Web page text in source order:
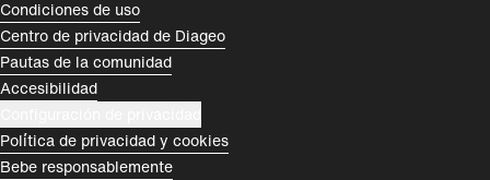
Rest of World
Condiciones de uso
Centro de privacidad de Diageo
Pautas de la comunidad
Accesibilidad
Política de privacidad y cookies
Bebe responsablemente